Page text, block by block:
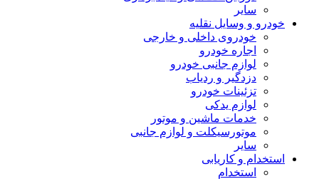
سایر
خودرو و وسایل نقلیه
خودروی داخلی و خارجی
اجاره خودرو
لوازم جانبی خودرو
دزدگیر و ردیاب
تزئینات خودرو
لوازم یدکی
خدمات ماشین و موتور
موتورسیکلت و لوازم جانبی
سایر
استخدام و کاریابی
استخدام